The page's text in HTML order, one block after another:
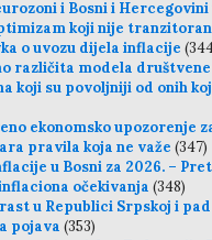
i Bosni i Hercegovini
koji nije
o uvozu dijela inflacije
različita modela
koji su povoljniji od onih
ekonomsko upozorenje
pravila koja ne važe (347)
u Bosni za 2026. –
očekivanja (348)
u Republici Srpskoj i
pojava (353)